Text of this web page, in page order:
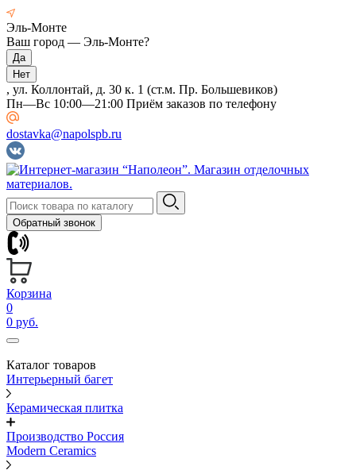
Эль-Монте
Ваш город — Эль-Монте?
, ул. Коллонтай, д. 30 к. 1 (ст.м. Пр. Большевиков)
Пн—Вс 10:00—21:00 Приём заказов по телефону
dostavka@napolspb.ru
Обратный звонок
Корзина
0
0 руб.
Каталог товаров
Интерьерный багет
Керамическая плитка
Производство Россия
Modern Ceramics